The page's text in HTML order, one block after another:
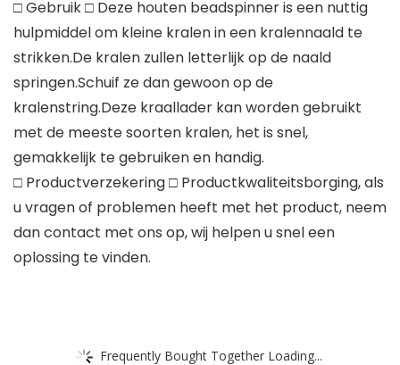
□ Gebruik □ Deze houten beadspinner is een nuttig
hulpmiddel om kleine kralen in een kralennaald te
strikken.De kralen zullen letterlijk op de naald
springen.Schuif ze dan gewoon op de
kralenstring.Deze kraallader kan worden gebruikt
met de meeste soorten kralen, het is snel,
gemakkelijk te gebruiken en handig.
□ Productverzekering □ Productkwaliteitsborging, als
u vragen of problemen heeft met het product, neem
dan contact met ons op, wij helpen u snel een
oplossing te vinden.
Frequently Bought Together Loading...